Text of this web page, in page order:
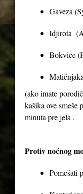
Gaveza
Idjirota
Bokvice
(ako imate
kašika ove
minuta pre jela .
Protiv noćnog
Pomešati